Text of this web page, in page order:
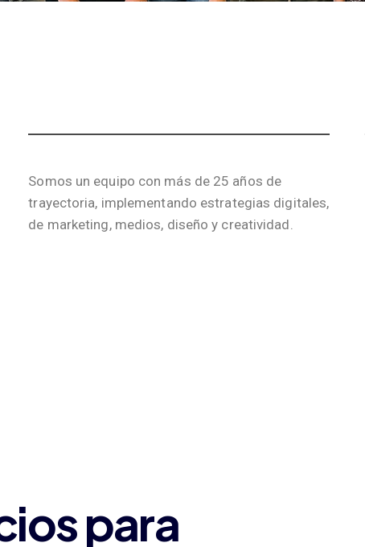
Somos un equipo con más de 25 años de
trayectoria, implementando estrategias digitales,
de marketing, medios, diseño y creatividad.
para